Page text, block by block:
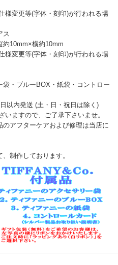
様変更等(字体・刻印)が行われる場
ス
10mm×横約10mm
様変更等(字体・刻印)が行われる場
・ブルーBOX・紙袋・コントロー
以内発送 (土・日・祝日は除く)
ますので、ご了承下さいませ。
アフターケアおよび修理は当店に
制作しております。